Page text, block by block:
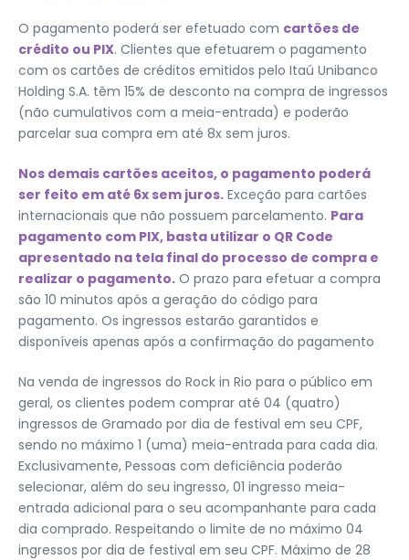
O pagamento poderá ser efetuado com cartões de
crédito ou PIX. Clientes que efetuarem o pagamento
com os cartões de créditos emitidos pelo Itaú Unibanco
Holding S.A. têm 15% de desconto na compra de ingressos
(não cumulativos com a meia-entrada) e poderão
parcelar sua compra em até 8x sem juros.
Nos demais cartões aceitos, o pagamento poderá
ser feito em até 6x sem juros. Exceção para cartões
internacionais que não possuem parcelamento. Para
pagamento com PIX, basta utilizar o QR Code
apresentado na tela final do processo de compra e
realizar o pagamento. O prazo para efetuar a compra
são 10 minutos após a geração do código para
pagamento. Os ingressos estarão garantidos e
disponíveis apenas após a confirmação do pagamento
Na venda de ingressos do Rock in Rio para o público em
geral, os clientes podem comprar até 04 (quatro)
ingressos de Gramado por dia de festival em seu CPF,
sendo no máximo 1 (uma) meia-entrada para cada dia.
Exclusivamente, Pessoas com deficiência poderão
selecionar, além do seu ingresso, 01 ingresso meia-
entrada adicional para o seu acompanhante para cada
dia comprado. Respeitando o limite de no máximo 04
ingressos por dia de festival em seu CPF. Máximo de 28